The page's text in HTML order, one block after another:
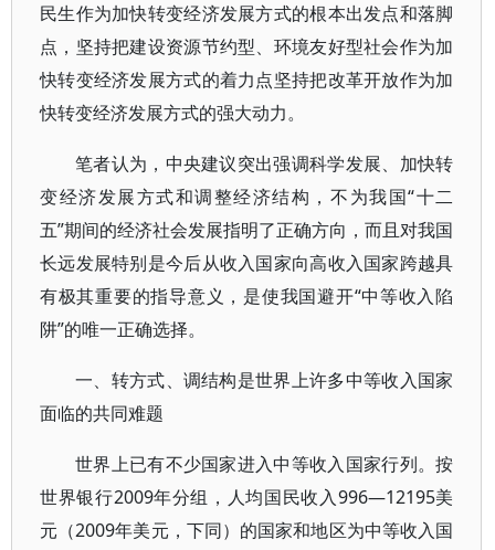
民生作为加快转变经济发展方式的根本出发点和落脚
点，坚持把建设资源节约型、环境友好型社会作为加
快转变经济发展方式的着力点坚持把改革开放作为加
快转变经济发展方式的强大动力。
笔者认为，中央建议突出强调科学发展、加快转
变经济发展方式和调整经济结构，不为我国“十二
五”期间的经济社会发展指明了正确方向，而且对我国
长远发展特别是今后从收入国家向高收入国家跨越具
有极其重要的指导意义，是使我国避开“中等收入陷
阱”的唯一正确选择。
一、转方式、调结构是世界上许多中等收入国家
面临的共同难题
世界上已有不少国家进入中等收入国家行列。按
世界银行2009年分组，人均国民收入996—12195美
元（2009年美元，下同）的国家和地区为中等收入国